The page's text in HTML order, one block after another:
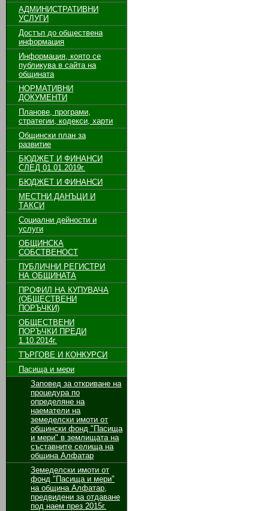
АДМИНИСТРАТИВНИ
УСЛУГИ
Достъп до обществена
информация
Информация, която се
публикува в сайта на
общината
НОРМАТИВНИ
ДОКУМЕНТИ
Планове, програми,
стратегии, кодекси, харти
Общински план за
развитие
БЮДЖЕТ И ФИНАНСИ
СЛЕД 01.01.2019г.
БЮДЖЕТ И ФИНАНСИ
МЕСТНИ ДАНЪЦИ И
ТАКСИ
Социални дейности и
услуги
ОБЩИНСКА
СОБСТВЕНОСТ
ПУБЛИЧНИ РЕГИСТРИ
НА ОБЩИНАТА
ПРОФИЛ НА КУПУВАЧА
(ОБЩЕСТВЕНИ
ПОРЪЧКИ)
ОБЩЕСТВЕНИ
ПОРЪЧКИ ПРЕДИ
1.10.2014г.
ТЪРГОВЕ И КОНКУРСИ
Пасища и мери
Заповед за откриване на
процедура по
определяне на
наематели на
земеделски имоти от
общински фонд "Пасища
и мери" в землищата на
съставните селища на
община Алфатар
Земеделски имоти от
фонд "Пасища и мери"
на община Алфатар,
предвидени за отдаване
под наем през 2015г.